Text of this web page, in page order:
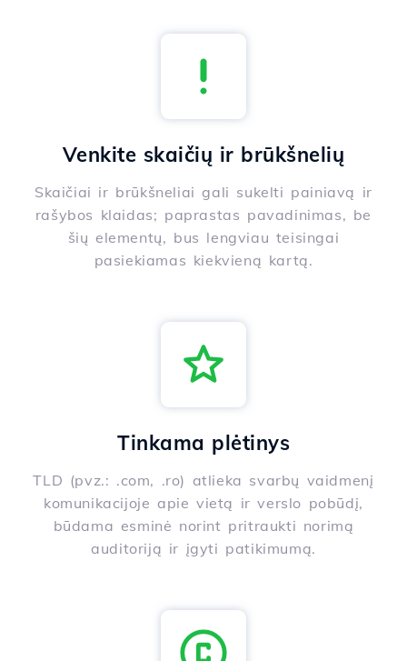
Venkite skaičių ir brūkšnelių
Skaičiai ir brūkšneliai gali sukelti painiavą ir
rašybos klaidas; paprastas pavadinimas, be
šių elementų, bus lengviau teisingai
pasiekiamas kiekvieną kartą.
Tinkama plėtinys
TLD (pvz.: .com, .ro) atlieka svarbų vaidmenį
komunikacijoje apie vietą ir verslo pobūdį,
būdama esminė norint pritraukti norimą
auditoriją ir įgyti patikimumą.